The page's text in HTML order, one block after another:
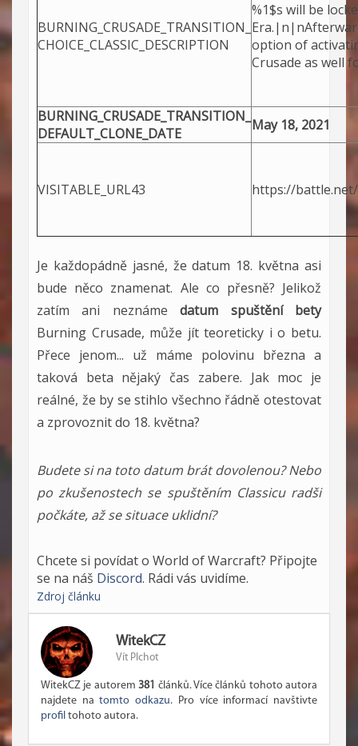
BURNING_CRUSADE_TRANSITION_
CHOICE_CLASSIC_DESCRIPTION
%1$s will be
option of
Crusade as well
BURNING_CRUSADE_TRANSITION_
DEFAULT_CLONE_DATE
May 18, 2021
VISITABLE_URL43 https://
Je každopádně jasné, že datum 18. května asi
bude něco znamenat. Ale co přesně? Jelikož
zatím ani neznámedatum spuštění bety
Burning Crusade, může jít teoreticky i o betu.
Přece jenom... už máme polovinu března a
taková beta nějaký čas zabere. Jak moc je
reálné, že by se stihlo všechno řádně otestovat
a zprovoznit do 18. května?
Budete si na toto datum brát dovolenou? Nebo
po zkušenostech se spuštěním Classicu radši
počkáte, až se situace uklidní?
Chcete si povídat o World of Warcraft? Připojte
se na náš Discord. Rádi vás uvidíme.
Zdroj článku
WitekCZ
Vít Plchot
WitekCZ je autorem381 článků. Více článků tohoto autora
najdete natomto odkazu. Pro více informací navštivte
profil tohoto autora.